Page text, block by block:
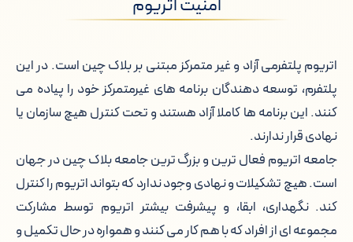
امنیت اتریوم
اتریوم پلتفرمی آزاد و غیر متمرکز مبتنی بر بلاک چین است. در این
پلتفرم، توسعه دهندگان برنامه های غیرمتمرکز خود را پیاده می
کنند. این برنامه ها کاملا آزاد هستند و تحت کنترل هیچ سازمان یا
نهادی قرار ندارند.
جامعه اتریوم فعال ترین و بزرگ ترین جامعه بلاک چین در جهان
است. هیچ تشکیلات و نهادی وجود ندارد که بتواند اتریوم را کنترل
کند. نگهداری، ابقا، و پیشرفت بیشتر اتریوم توسط مشارکت
مجموعه ای از افراد که با هم کار می کنند و همواره در حال تکمیل و